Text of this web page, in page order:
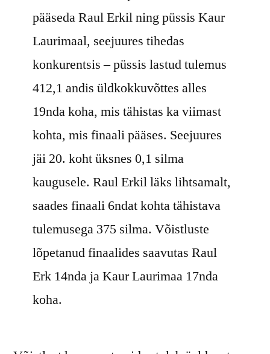
pääseda Raul Erkil ning püssis Kaur
Laurimaal, seejuures tihedas
konkurentsis – püssis lastud tulemus
412,1 andis üldkokkuvõttes alles
19nda koha, mis tähistas ka viimast
kohta, mis finaali pääses. Seejuures
jäi 20. koht üksnes 0,1 silma
kaugusele. Raul Erkil läks lihtsamalt,
saades finaali 6ndat kohta tähistava
tulemusega 375 silma. Võistluste
lõpetanud finaalides saavutas Raul
Erk 14nda ja Kaur Laurimaa 17nda
koha.